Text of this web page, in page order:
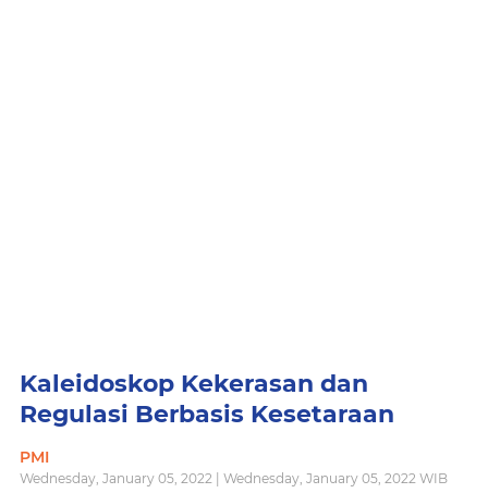
Kaleidoskop Kekerasan dan
Regulasi Berbasis Kesetaraan
PMI
Wednesday, January 05, 2022 | Wednesday, January 05, 2022 WIB